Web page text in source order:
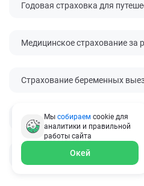
Годовая страховка для
Медицинское страхование за
Страхование беременных
Страховка для ребенка за
Страховка от невыезда за
Мы собираем cookie для
аналитики и правильной
работы сайта
Окей